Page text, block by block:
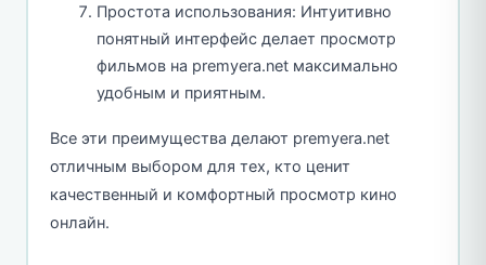
Простота использования: Интуитивно
понятный интерфейс делает просмотр
фильмов на premyera.net максимально
удобным и приятным.
Все эти преимущества делают premyera.net
отличным выбором для тех, кто ценит
качественный и комфортный просмотр кино
онлайн.